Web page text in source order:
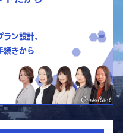
ン設計、
続きから